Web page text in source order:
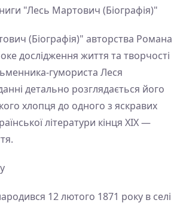
"Лесь Мартович (Біографія)"
(Біографія)" авторства Романа
дослідження життя та творчості
гумориста Леся
детально розглядається його
хлопця до одного з яскравих
літератури кінця XIX —
12 лютого 1871 року в селі